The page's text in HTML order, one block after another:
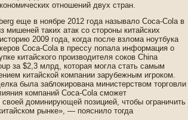
отношений двух стран.
еще в ноябре 2012 года называло Coca-Cola в
мишеней таких атак со стороны китайских
2009 года, когда после взлома ноутбука
Coca-Cola в прессу попала информация о
китайского производителя соков China
за $2,3 млрд, которая могла стать самым
китайской компании зарубежным игроком.
была заблокирована министерством торговли
компаний Coca-Cola сможет
своей доминирующей позицией, чтобы ограничить
рынке», — пояснило тогда